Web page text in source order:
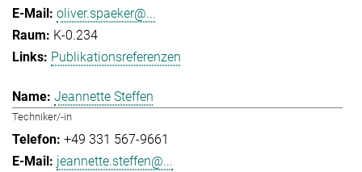
oliver.spaeker@...
K-0.234
Publikationsreferenzen
Jeannette Steffen
Techniker/-in
+49 331 567-9661
jeannette.steffen@...